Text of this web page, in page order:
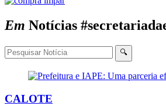
Em Notícias
🔍
CALOTE